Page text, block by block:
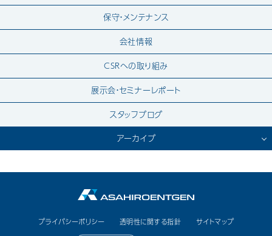
保守・メンテナンス
会社情報
CSRへの取り組み
展示会・セミナーレポート
スタッフブログ
アーカイブ
プライバシーポリシー 透明性に関する指針 サイトマップ